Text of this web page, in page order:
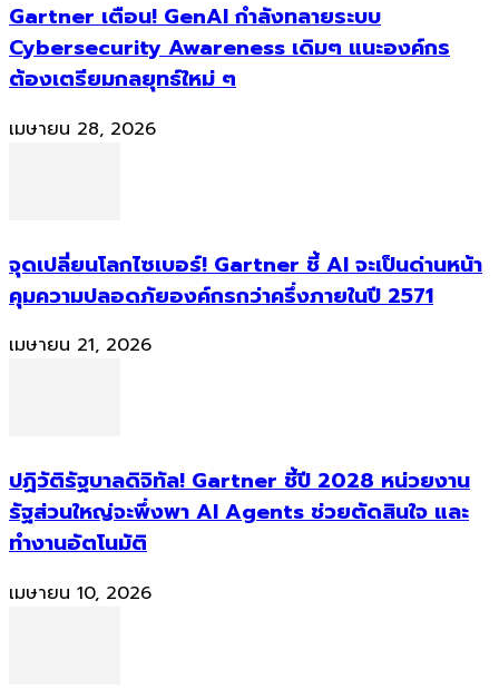
Gartner เตือน! GenAI กำลังทลายระบบ
Cybersecurity Awareness เดิมๆ แนะองค์กร
ต้องเตรียมกลยุทธ์ใหม่ ๆ
เมษายน 28, 2026
จุดเปลี่ยนโลกไซเบอร์! Gartner ชี้ AI จะเป็นด่านหน้า
คุมความปลอดภัยองค์กรกว่าครึ่งภายในปี 2571
เมษายน 21, 2026
ปฏิวัติรัฐบาลดิจิทัล! Gartner ชี้ปี 2028 หน่วยงาน
รัฐส่วนใหญ่จะพึ่งพา AI Agents ช่วยตัดสินใจ และ
ทำงานอัตโนมัติ
เมษายน 10, 2026